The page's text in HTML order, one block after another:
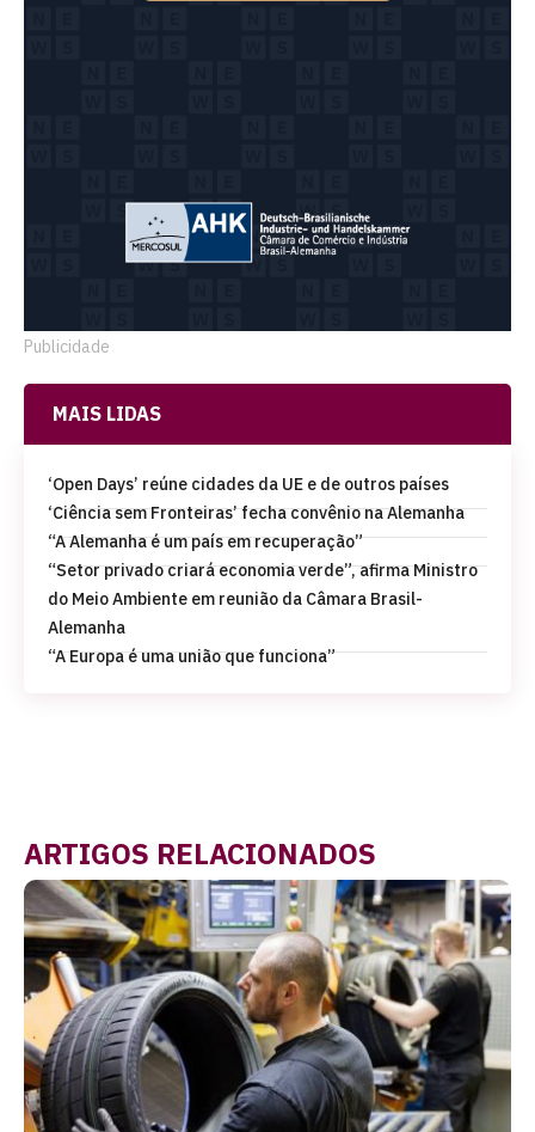
Publicidade
MAIS LIDAS
‘Open Days’ reúne cidades da UE e de outros países
‘Ciência sem Fronteiras’ fecha convênio na Alemanha
“A Alemanha é um país em recuperação”
“Setor privado criará economia verde”, afirma Ministro
do Meio Ambiente em reunião da Câmara Brasil-
Alemanha
“A Europa é uma união que funciona”
ARTIGOS RELACIONADOS